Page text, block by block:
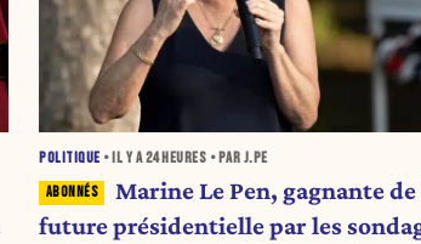
POLITIQUE • IL Y A24 HEURES • PAR J.PE
Marine Le Pen, gagnante de
future présidentielle par les